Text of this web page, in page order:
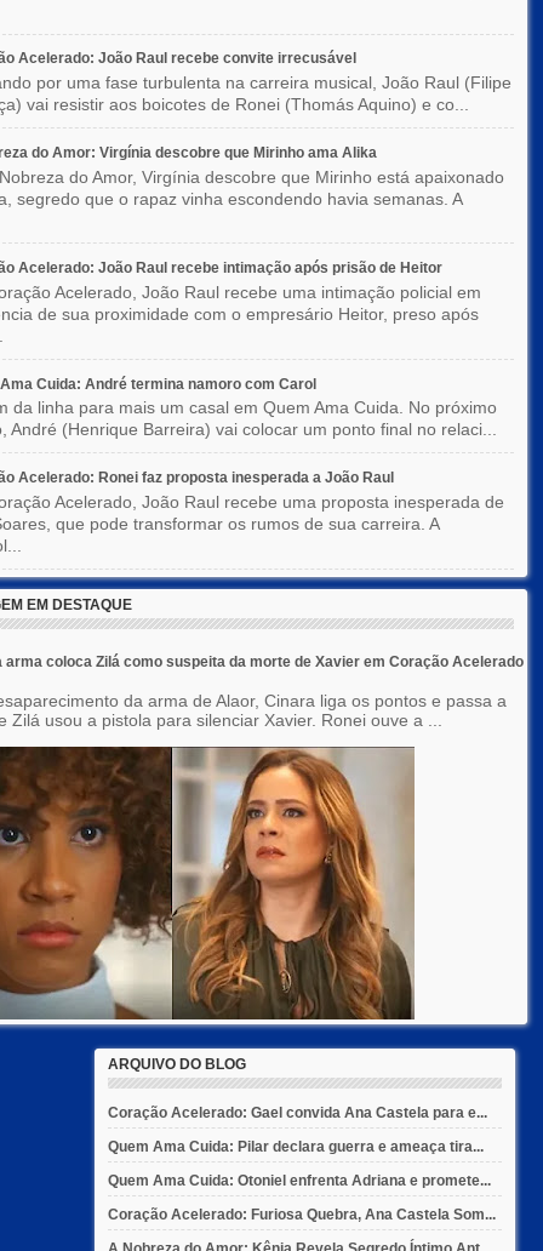
Acelerado: João Raul recebe convite irrecusável
por uma fase turbulenta na carreira musical, João Raul (Filipe
vai resistir aos boicotes de Ronei (Thomás Aquino) e co...
do Amor: Virgínia descobre que Mirinho ama Alika
do Amor, Virgínia descobre que Mirinho está apaixonado
segredo que o rapaz vinha escondendo havia semanas. A
Acelerado: João Raul recebe intimação após prisão de Heitor
Acelerado, João Raul recebe uma intimação policial em
de sua proximidade com o empresário Heitor, preso após
Cuida: André termina namoro com Carol
da linha para mais um casal em Quem Ama Cuida. No próximo
André (Henrique Barreira) vai colocar um ponto final no relaci...
Acelerado: Ronei faz proposta inesperada a João Raul
Acelerado, João Raul recebe uma proposta inesperada de
que pode transformar os rumos de sua carreira. A
EM DESTAQUE
arma coloca Zilá como suspeita da morte de Xavier em Coração Acelerado
da arma de Alaor, Cinara liga os pontos e passa a
Zilá usou a pistola para silenciar Xavier. Ronei ouve a ...
ARQUIVO DO BLOG
Coração Acelerado: Gael convida Ana Castela para e...
Quem Ama Cuida: Pilar declara guerra e ameaça tira...
Quem Ama Cuida: Otoniel enfrenta Adriana e promete...
Coração Acelerado: Furiosa Quebra, Ana Castela Som...